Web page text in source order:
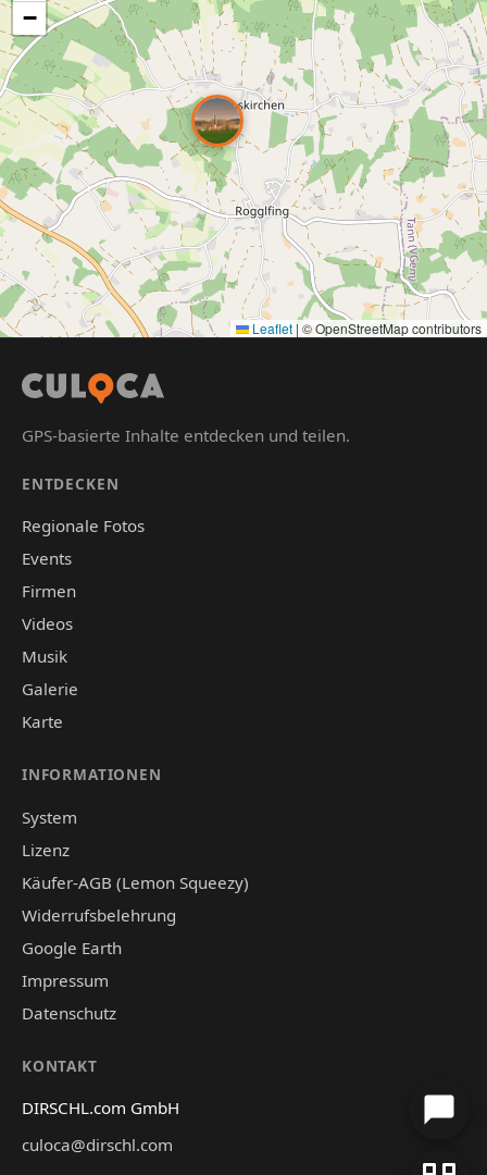
−
Leaflet | © OpenStreetMap contributors
GPS-basierte Inhalte entdecken und teilen.
ENTDECKEN
Regionale Fotos
Events
Firmen
Videos
Musik
Galerie
Karte
INFORMATIONEN
System
Lizenz
Käufer-AGB (Lemon Squeezy)
Widerrufsbelehrung
Google Earth
Impressum
Datenschutz
KONTAKT
DIRSCHL.com GmbH
culoca@dirschl.com